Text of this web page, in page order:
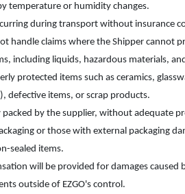
temperature or humidity changes.
during transport without insurance
handle claims where the Shipper cannot
including liquids, hazardous materials,
protected items such as ceramics,
defective items, or scrap products.
by the supplier, without adequate
or those with external packaging
sealed items.
will be provided for damages
outside of EZGO's control.